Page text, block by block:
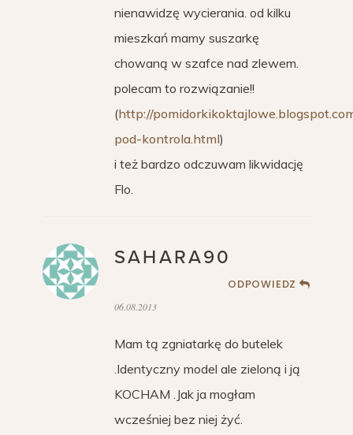
nienawidzę wycierania. od kilku
mieszkań mamy suszarkę
chowaną w szafce nad zlewem.
polecam to rozwiązanie!!
(http://
pod-kontrola.html)
i też bardzo odczuwam likwidację
Flo.
SAHARA90
ODPOWIEDZ
06.08.2013
Mam tą zgniatarkę do butelek
.Identyczny model ale zieloną i ją
KOCHAM .Jak ja mogłam
wcześniej bez niej żyć.